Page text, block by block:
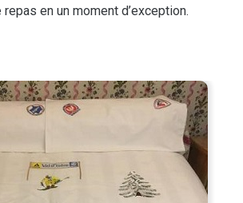
en un moment d’exception.